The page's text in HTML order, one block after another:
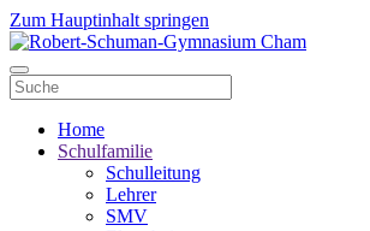
Zum Hauptinhalt springen
Home
Schulfamilie
Schulleitung
Lehrer
SMV